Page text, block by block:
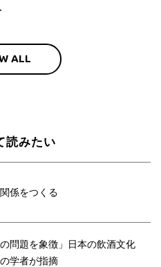
ALL
読みたい
係をつくる
問題を象徴」日本の飲酒文化
学者が指摘